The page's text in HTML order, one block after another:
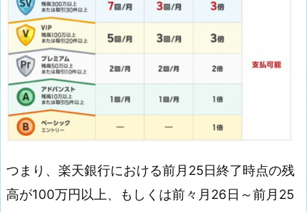
つまり、楽天銀行における前月25日終了時点の残
高が100万円以上、もしくは前々月26日～前月25